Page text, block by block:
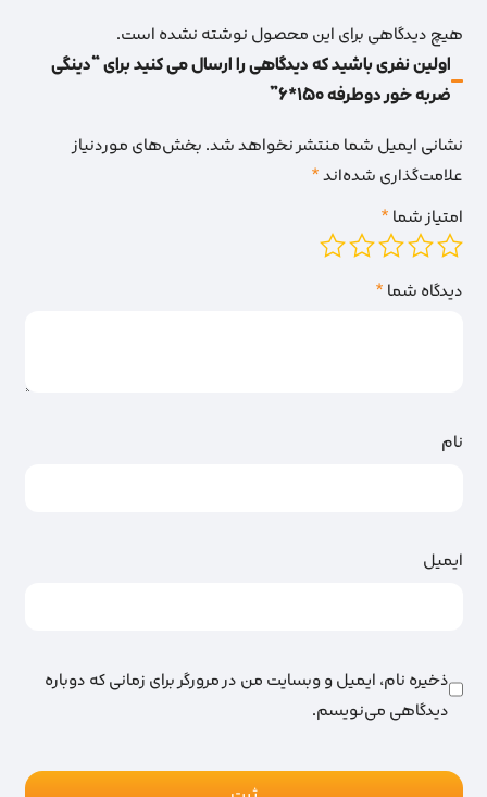
هیچ دیدگاهی برای این محصول نوشته نشده است.
اولین نفری باشید که دیدگاهی را ارسال می کنید برای “دینگی
ضربه خور دوطرفه 150*6”
نشانی ایمیل شما منتشر نخواهد شد.بخش‌های موردنیاز
علامت‌گذاری شده‌اند*
امتیاز شما*
دیدگاه شما*
نام
ایمیل
ذخیره نام، ایمیل و وبسایت من در مرورگر برای زمانی که دوباره
دیدگاهی می‌نویسم.